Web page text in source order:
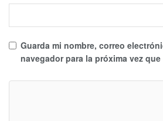
Guarda mi nombre, correo
navegador para la próxima vez